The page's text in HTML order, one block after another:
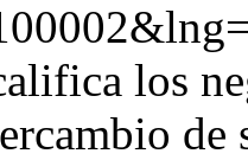
los
de